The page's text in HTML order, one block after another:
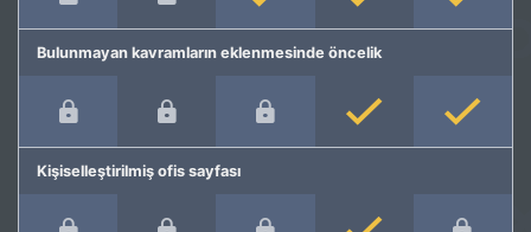
Bulunmayan kavramların eklenmesinde öncelik
Kişiselleştirilmiş ofis sayfası